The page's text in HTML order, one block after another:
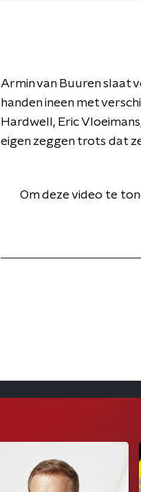
Armin van Buuren slaat
handen ineen met
Hardwell, Eric
eigen zeggen trots dat
Om deze video te